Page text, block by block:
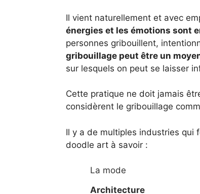
Il vient naturellement et avec
énergies et les émotions sont
personnes gribouillent,
gribouillage peut être un
sur lesquels on peut se laisser
Cette pratique ne doit jamais
considèrent le gribouillage
Il y a de multiples industries qui
doodle art à savoir :
La mode
Architecture